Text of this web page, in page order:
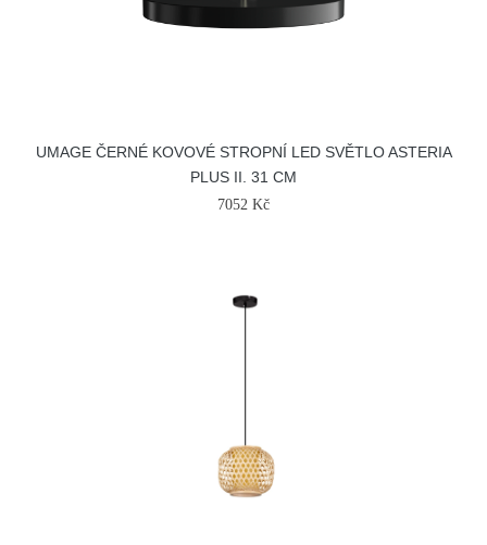
UMAGE ČERNÉ KOVOVÉ STROPNÍ LED SVĚTLO ASTERIA
PLUS II. 31 CM
7052 Kč